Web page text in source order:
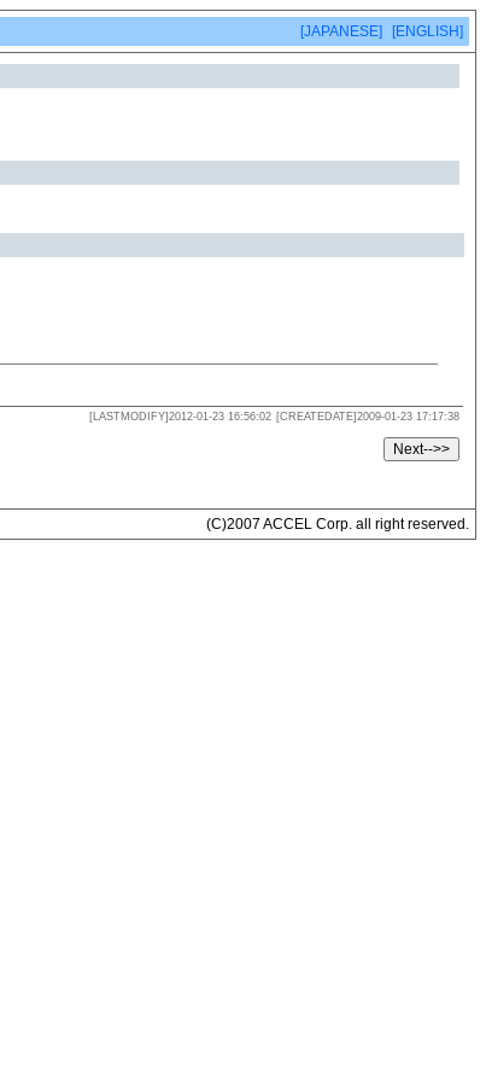
[JAPANESE] [ENGLISH]
[LASTMODIFY]2012-01-23 16:56:02 [CREATEDATE]2009-01-23 17:17:38
(C)2007 ACCEL Corp. all right reserved.